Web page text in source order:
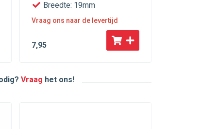
Breedte: 19mm
Vraag ons naar de levertijd
7,95
Vraag het ons!